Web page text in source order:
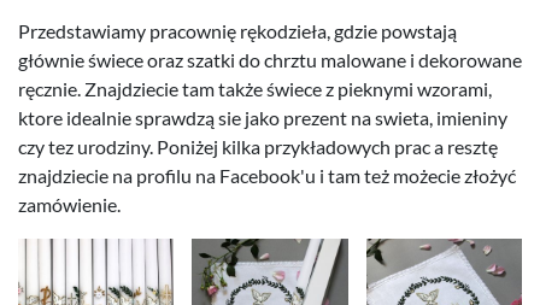
Przedstawiamy pracownię rękodzieła, gdzie powstają
głównie świece oraz szatki do chrztu malowane i dekorowane
ręcznie. Znajdziecie tam także świece z pieknymi wzorami,
ktore idealnie sprawdzą sie jako prezent na swieta, imieniny
czy tez urodziny. Poniżej kilka przykładowych prac a resztę
znajdziecie na profilu na Facebook'u i tam też możecie złożyć
zamówienie.